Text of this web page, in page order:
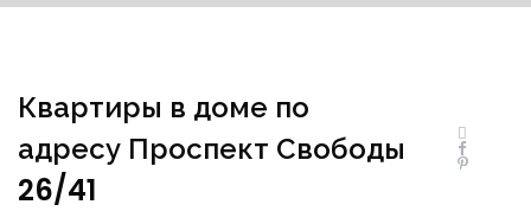
Квартиры в доме по
адресу Проспект Свободы
26/41